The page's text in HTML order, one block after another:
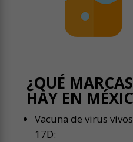
¿QUÉ
HAY EN
Vacuna de virus
17D: